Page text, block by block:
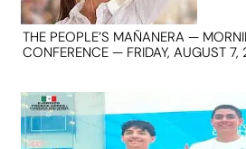
THE PEOPLE’S MAÑANERA —
CONFERENCE — FRIDAY, AUGUST